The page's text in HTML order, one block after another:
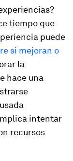
tiempo que
puede
si mejoran o
la
hace una
intentar
recursos